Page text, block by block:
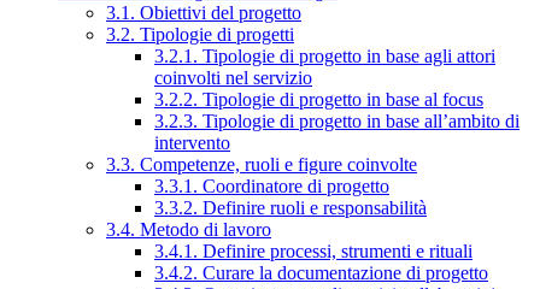
3.1. Obiettivi del progetto
3.2. Tipologie di progetti
3.2.1. Tipologie di progetto in base agli attori
coinvolti nel servizio
3.2.2. Tipologie di progetto in base al focus
3.2.3. Tipologie di progetto in base all’ambito di
intervento
3.3. Competenze, ruoli e figure coinvolte
3.3.1. Coordinatore di progetto
3.3.2. Definire ruoli e responsabilità
3.4. Metodo di lavoro
3.4.1. Definire processi, strumenti e rituali
3.4.2. Curare la documentazione di progetto